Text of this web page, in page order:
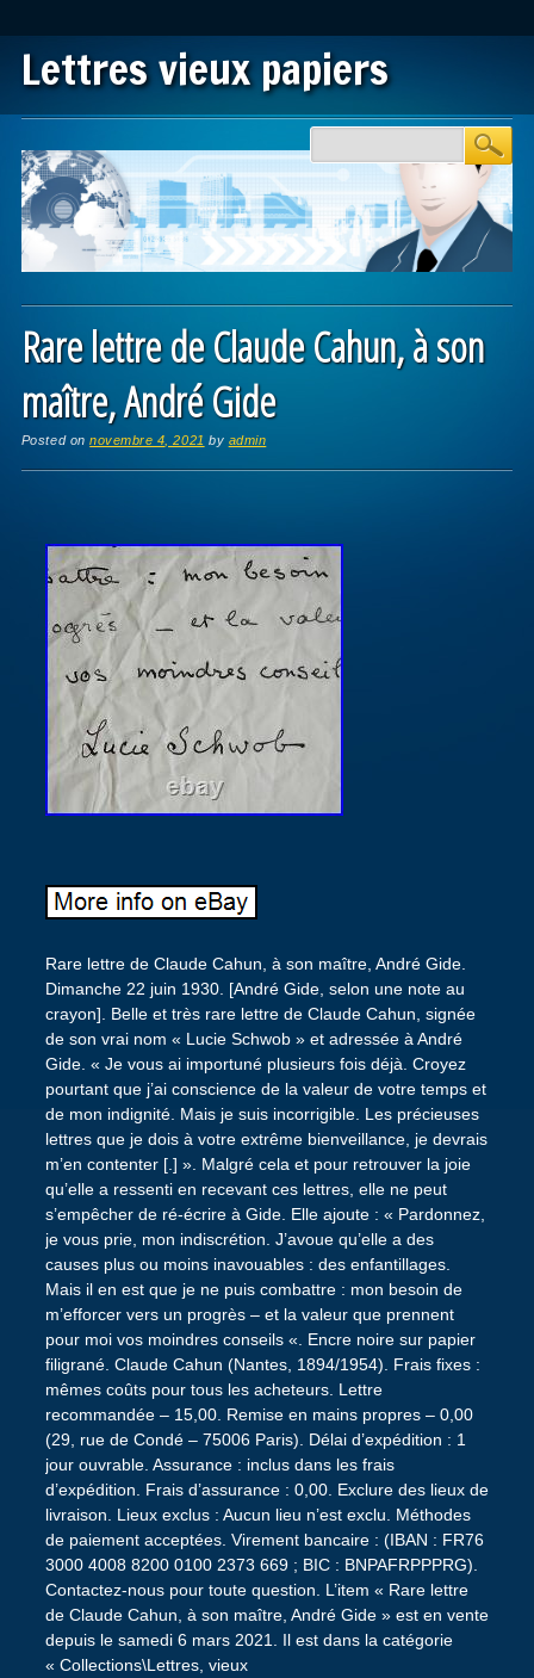
Lettres vieux papiers
Main menu
Rare lettre de Claude Cahun, à son
maître, André Gide
Posted onnovembre 4, 2021 by admin
Rare lettre de Claude Cahun, à son maître, André Gide.
Dimanche 22 juin 1930. [André Gide, selon une note au
crayon]. Belle et très rare lettre de Claude Cahun, signée
de son vrai nom « Lucie Schwob » et adressée à André
Gide. « Je vous ai importuné plusieurs fois déjà. Croyez
pourtant que j’ai conscience de la valeur de votre temps et
de mon indignité. Mais je suis incorrigible. Les précieuses
lettres que je dois à votre extrême bienveillance, je devrais
m’en contenter [.] ». Malgré cela et pour retrouver la joie
qu’elle a ressenti en recevant ces lettres, elle ne peut
s’empêcher de ré-écrire à Gide. Elle ajoute : « Pardonnez,
je vous prie, mon indiscrétion. J’avoue qu’elle a des
causes plus ou moins inavouables : des enfantillages.
Mais il en est que je ne puis combattre : mon besoin de
m’efforcer vers un progrès – et la valeur que prennent
pour moi vos moindres conseils «. Encre noire sur papier
filigrané. Claude Cahun (Nantes, 1894/1954). Frais fixes :
mêmes coûts pour tous les acheteurs. Lettre
recommandée – 15,00. Remise en mains propres – 0,00
(29, rue de Condé – 75006 Paris). Délai d’expédition : 1
jour ouvrable. Assurance : inclus dans les frais
d’expédition. Frais d’assurance : 0,00. Exclure des lieux de
livraison. Lieux exclus : Aucun lieu n’est exclu. Méthodes
de paiement acceptées. Virement bancaire : (IBAN : FR76
3000 4008 8200 0100 2373 669 ; BIC : BNPAFRPPPRG).
Contactez-nous pour toute question. L’item « Rare lettre
de Claude Cahun, à son maître, André Gide » est en vente
depuis le samedi 6 mars 2021. Il est dans la catégorie
« Collections\Lettres, vieux